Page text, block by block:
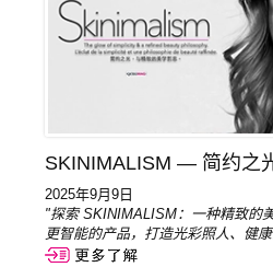
SKINIMALISM — 简约之
2025年9月9日
"探索 SKINIMALISM：一种精致的
更智能的产品，打造光彩照人、健